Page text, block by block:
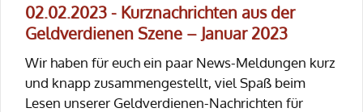
02.02.2023 - Kurznachrichten aus der
Geldverdienen Szene – Januar 2023
Wir haben für euch ein paar News-Meldungen kurz
und knapp zusammengestellt, viel Spaß beim
Lesen unserer Geldverdienen-Nachrichten für